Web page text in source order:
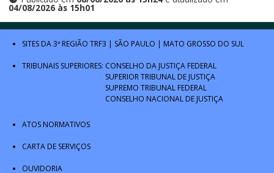
04/08/2026 às 15h01
SITES DA 3ª REGIÃO TRF3 | SÃO PAULO | MATO GROSSO DO SUL
TRIBUNAIS SUPERIORES: CONSELHO DA JUSTIÇA FEDERAL
SUPERIOR TRIBUNAL DE JUSTIÇA
SUPREMO TRIBUNAL FEDERAL
CONSELHO NACIONAL DE JUSTIÇA
ATOS NORMATIVOS
CARTA DE SERVIÇOS
OUVIDORIA